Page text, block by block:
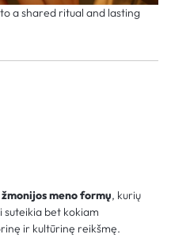
a shared ritual and lasting
meno formų, kurių
suteikia bet kokiam
ir kultūrinę reikšmę.